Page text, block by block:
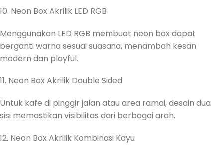
10. Neon Box Akrilik LED RGB
Menggunakan LED RGB membuat neon box dapat
berganti warna sesuai suasana, menambah kesan
modern dan playful.
11. Neon Box Akrilik Double Sided
Untuk kafe di pinggir jalan atau area ramai, desain dua
sisi memastikan visibilitas dari berbagai arah.
12. Neon Box Akrilik Kombinasi Kayu